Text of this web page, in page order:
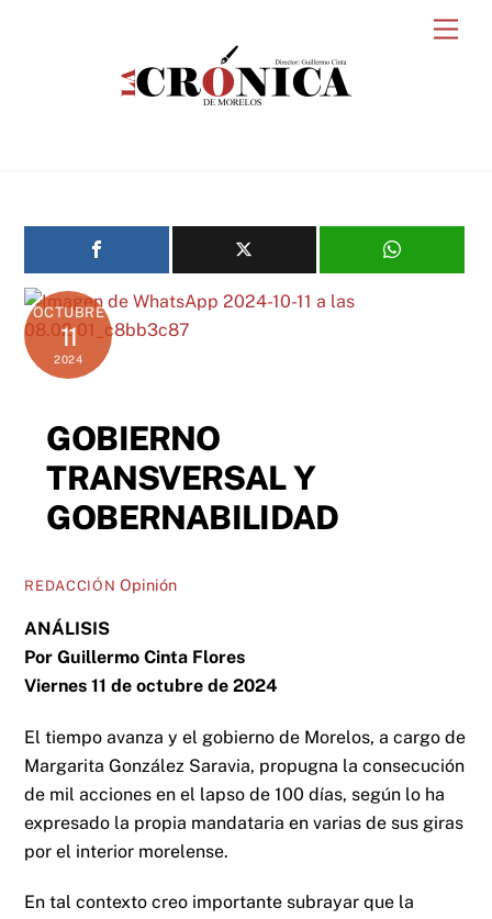
OCTUBRE
11
2024
GOBIERNO
TRANSVERSAL Y
GOBERNABILIDAD
REDACCIÓN Opinión
ANÁLISIS
Por Guillermo Cinta Flores
Viernes 11 de octubre de 2024
El tiempo avanza y el gobierno de Morelos, a cargo de
Margarita González Saravia, propugna la consecución
de mil acciones en el lapso de 100 días, según lo ha
expresado la propia mandataria en varias de sus giras
por el interior morelense.
En tal contexto creo importante subrayar que la